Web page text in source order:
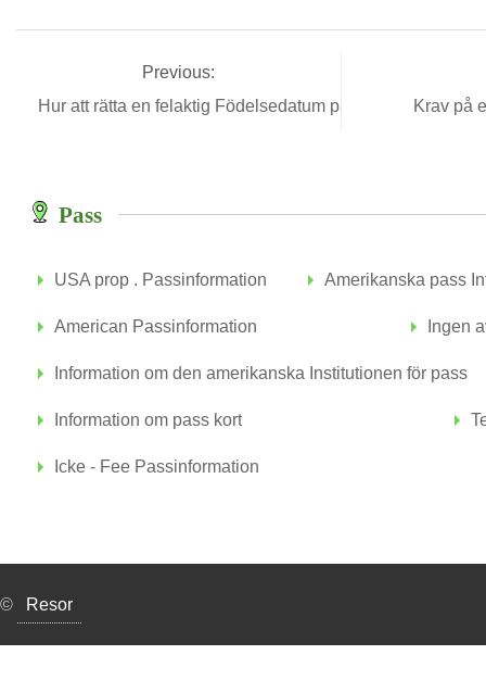
Previous:
Hur att rätta en felaktig Födelsedatum på ett passKrav på
Pass
USA prop . Passinformation Amerikanska pass
American Passinformation Ingen
Information om den amerikanska Institutionen för pass
Information om pass kort
Icke - Fee Passinformation
© Resor